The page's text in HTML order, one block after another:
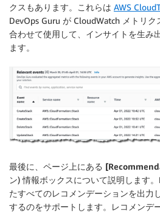
クスもあります。これらは AWS
DevOps Guru が CloudWatch メトリ
合わせて使用して、インサイトを生み
ます。
最後に、ページ上にある
ン) 情報ボックスについて説明します
たすべてのレコメンデーションを出力
するのをサポートします。レコメンデ